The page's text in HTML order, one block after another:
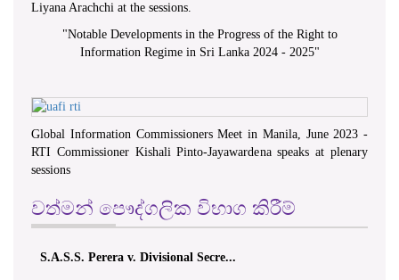
Liyana Arachchi at the sessions.
"Notable Developments in the Progress of the Right to
Information Regime in Sri Lanka 2024 - 2025"
Global Information Commissioners Meet in Manila, June 2023 -
RTI Commissioner Kishali Pinto-Jayawardena speaks at plenary
sessions
වත්මන් පෞද්ගලික විභාග කිරීම්
S.A.S.S. Perera v. Divisional Secre...